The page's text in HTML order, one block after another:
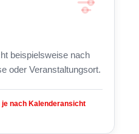
beispielsweise nach
oder Veranstaltungsort.
nach Kalenderansicht